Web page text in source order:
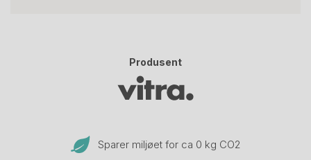
Produsent
Sparer miljøet for ca 0 kg CO2